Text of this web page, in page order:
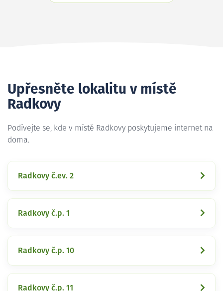
Upřesněte lokalitu v místě
Radkovy
Podívejte se, kde v místě Radkovy poskytujeme internet na
doma.
Radkovy č.ev. 2
Radkovy č.p. 1
Radkovy č.p. 10
Radkovy č.p. 11